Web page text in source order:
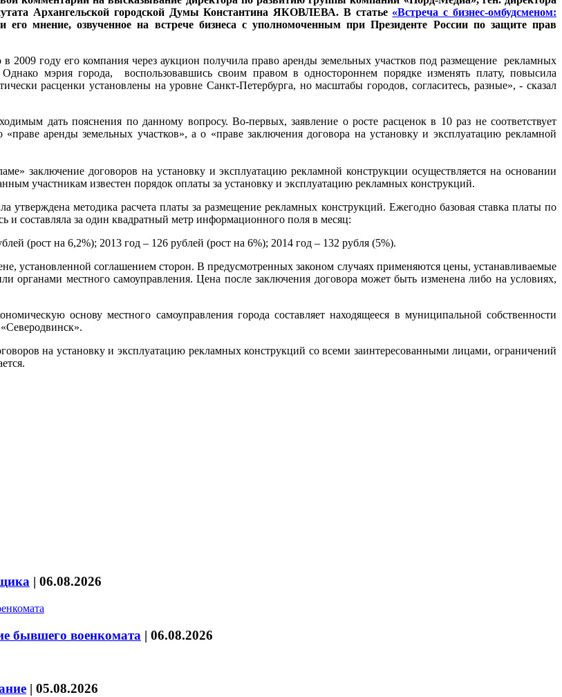
Архангельской городской Думы Константина ЯКОВЛЕВА. В статье «Встреча с бизнес-омбудсменом:
его мнение, озвученное на встрече бизнеса с уполномоченным при Президенте России по защите прав
в 2009 году его компания через аукцион получила право аренды земельных участков под размещение рекламных
мэрия города, воспользовавшись своим правом в одностороннем порядке изменять плату, повысила
расценки установлены на уровне Санкт-Петербурга, но масштабы городов, согласитесь, разные», - сказал
дать пояснения по данному вопросу. Во-первых, заявление о росте расценок в 10 раз не соответствует
аренды земельных участков», а о «праве заключения договора на установку и эксплуатацию рекламной
заключение договоров на установку и эксплуатацию рекламной конструкции осуществляется на основании
участникам известен порядок оплаты за установку и эксплуатацию рекламных конструкций.
методика расчета платы за размещение рекламных конструкций. Ежегодно базовая ставка платы по
и составляла за один квадратный метр информационного поля в месяц:
(рост на 6,2%); 2013 год – 126 рублей (рост на 6%); 2014 год – 132 рубля (5%).
установленной соглашением сторон. В предусмотренных законом случаях применяются цены, устанавливаемые
органами местного самоуправления. Цена после заключения договора может быть изменена либо на условиях,
основу местного самоуправления города составляет находящееся в муниципальной собственности
на установку и эксплуатацию рекламных конструкций со всеми заинтересованными лицами, ограничений
| 06.08.2026
бывшего военкомата | 06.08.2026
| 05.08.2026